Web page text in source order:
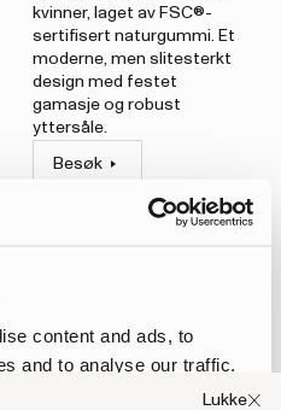
content and ads, to
and to analyse our traffic.
your use of our site with
kvinner, laget av FSC®-
sertifisert naturgummi. Et
moderne, men slitesterkt
design med festet
gamasje og robust
yttersåle.
Besøk
page or contact customer support.
Lukke